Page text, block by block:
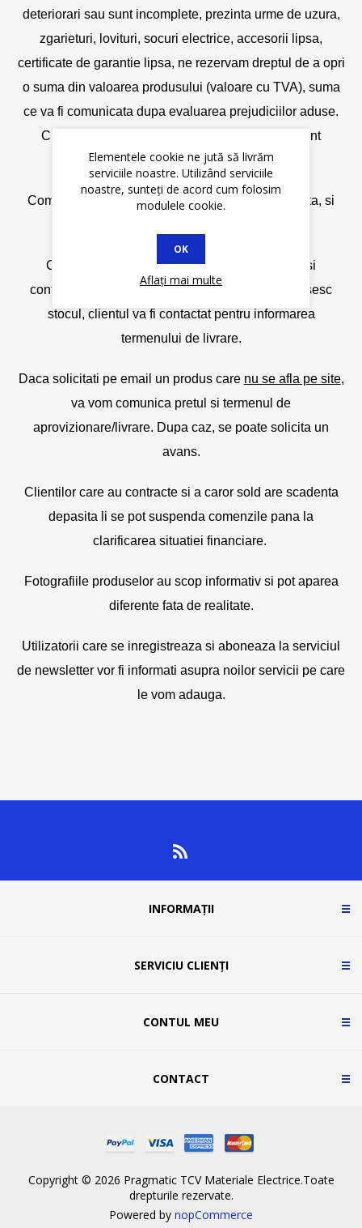
deteriorari sau sunt incomplete, prezinta urme de uzura,
zgarieturi, lovituri, socuri electrice, accesorii lipsa,
certificate de garantie lipsa, ne rezervam dreptul de a opri
o suma din valoarea produsului (valoare cu TVA), suma
ce va fi comunicata dupa evaluarea prejudiciilor aduse.
Cheltuielile legate de returnare a produselor sunt
suportate de consumator.
Comenzile online plasate NU implica, deocamdata, si
Comenzile online vor fi verificate de catre noi si
confirmate pe email. Pentru cantitatile care depasesc
stocul, clientul va fi contactat pentru informarea
termenului de livrare.
Daca solicitati pe email un produs care nu se afla pe site,
va vom comunica pretul si termenul de
aprovizionare/livrare. Dupa caz, se poate solicita un
avans.
Clientilor care au contracte si a caror sold are scadenta
depasita li se pot suspenda comenzile pana la
clarificarea situatiei financiare.
Fotografiile produselor au scop informativ si pot aparea
diferente fata de realitate.
Utilizatorii care se inregistreaza si aboneaza la serviciul
de newsletter vor fi informati asupra noilor servicii pe care
le vom adauga.
INFORMAȚII
SERVICIU CLIENȚI
CONTUL MEU
CONTACT
Copyright © 2026 Pragmatic TCV Materiale Electrice.Toate
drepturile rezervate.
Powered by nopCommerce
Elementele cookie ne jută să livrăm
serviciile noastre. Utilizând serviciile
noastre, sunteți de acord cum folosim
modulele cookie.
OK
Aflați mai multe